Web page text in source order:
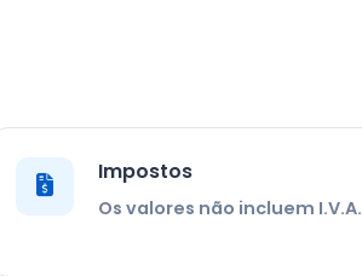
Impostos
Os valores não incluem I.V.A.